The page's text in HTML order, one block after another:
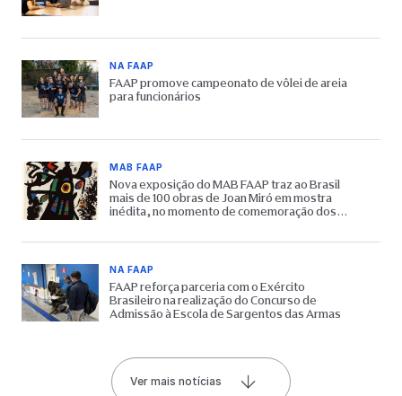
NA FAAP
FAAP promove campeonato de vôlei de areia
para funcionários
MAB FAAP
Nova exposição do MAB FAAP traz ao Brasil
mais de 100 obras de Joan Miró em mostra
inédita, no momento de comemoração dos
NA FAAP
FAAP reforça parceria com o Exército
Brasileiro na realização do Concurso de
Admissão à Escola de Sargentos das Armas
Ver mais notícias